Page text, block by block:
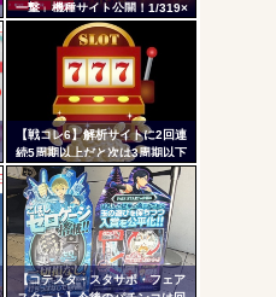
ニメの思い出ｗｗｗ
一撃」機種サイト公開！1/319×
ドデカSTRAIGHT、右の1/2で平
均9,800個のサバチャンに突入
【戦コレ6】解析サイトに2回連
続5周期以上だと次は3周期以下
濃厚って書いてたのに3周期超え
たんだが…ふざけんな！！！
【コテスタ・スタサポ・フェア